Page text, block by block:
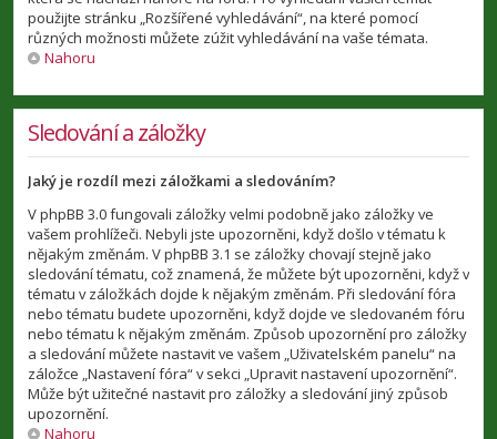
použijte stránku „Rozšířené vyhledávání“, na které pomocí
různých možnosti můžete zúžit vyhledávání na vaše témata.
Nahoru
Sledování a záložky
Jaký je rozdíl mezi záložkami a sledováním?
V phpBB 3.0 fungovali záložky velmi podobně jako záložky ve
vašem prohlížeči. Nebyli jste upozorněni, když došlo v tématu k
nějakým změnám. V phpBB 3.1 se záložky chovají stejně jako
sledování tématu, což znamená, že můžete být upozorněni, když v
tématu v záložkách dojde k nějakým změnám. Při sledování fóra
nebo tématu budete upozorněni, když dojde ve sledovaném fóru
nebo tématu k nějakým změnám. Způsob upozornění pro záložky
a sledování můžete nastavit ve vašem „Uživatelském panelu“ na
záložce „Nastavení fóra“ v sekci „Upravit nastavení upozornění“.
Může být užitečné nastavit pro záložky a sledování jiný způsob
upozornění.
Nahoru